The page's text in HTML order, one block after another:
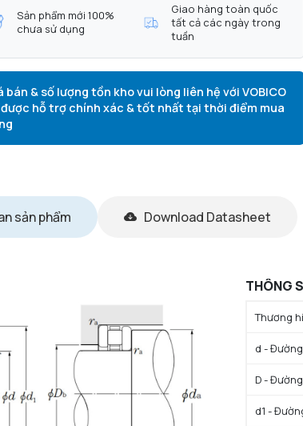
Sản phẩm mới 100%
chưa sử dụng
Giao hàng toàn quốc
tất cả các ngày trong
tuần
bán & số lượng tồn kho vui lòng liên hệ với VOBICO
hỗ trợ chính xác & tốt nhất tại thời điểm mua
sản phẩm Download Datasheet
THÔNG
Thương
d -
D -
d1 -